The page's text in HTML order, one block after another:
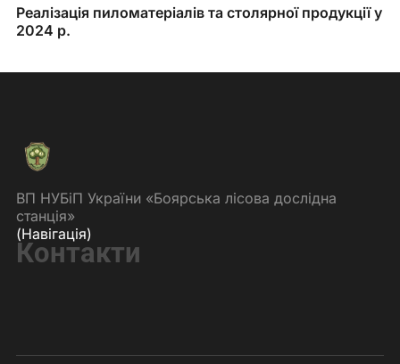
Реалізація пиломатеріалів та столярної продукції у
2024 р.
ВП НУБіП України «Боярська лісова дослідна
станція»
(Навігація)
Контакти